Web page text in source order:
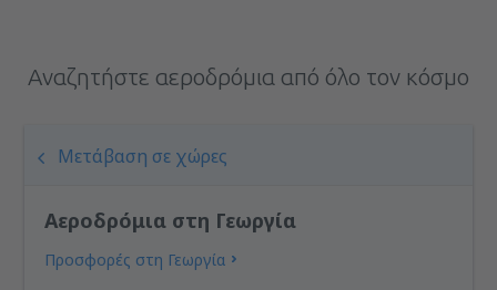
Αναζητήστε αεροδρόμια από όλο τον κόσμο
Μετάβαση σε χώρες
Αεροδρόμια στη Γεωργία
Προσφορές στη Γεωργία